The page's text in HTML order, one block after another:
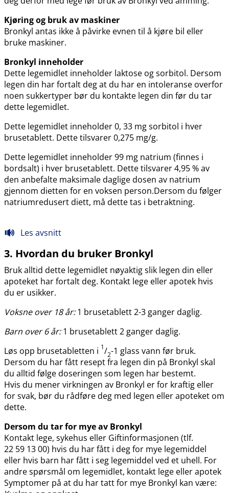
Kjøring og bruk av maskiner
Bronkyl antas ikke å påvirke evnen til å kjøre bil eller
bruke maskiner.
Bronkyl inneholder
Dette legemidlet inneholder laktose og sorbitol. Dersom
legen din har fortalt deg at du har en intoleranse overfor
noen sukkertyper bør du kontakte legen din før du tar
dette legemidlet.
Dette legemidlet inneholder 0, 33 mg sorbitol i hver
brusetablett. Dette tilsvarer 0,275 mg​/​g.
Dette legemidlet inneholder 99 mg natrium (finnes i
bordsalt) i hver brusetablett. Dette tilsvarer 4,95 % av
den anbefalte maksimale daglige dosen av natrium
gjennom dietten for en voksen person.Dersom du følger
natriumredusert diett, må dette tas i betraktning.
Les avsnitt
3. Hvordan du bruker Bronkyl
Bruk alltid dette legemidlet nøyaktig slik legen din eller
apoteket har fortalt deg. Kontakt lege eller apotek hvis
du er usikker.
Voksne over 18 år:1 brusetablett 2-3 ganger daglig.
Barn over 6 år:1 brusetablett 2 ganger daglig.
Løs opp brusetabletten i 1/2-1 glass vann før bruk.
Dersom du har fått resept fra legen din på Bronkyl skal
du alltid følge doseringen som legen har bestemt.
Hvis du mener virkningen av Bronkyl er for kraftig eller
for svak, bør du rådføre deg med legen eller apoteket om
dette.
Dersom du tar for mye av Bronkyl
Kontakt lege, sykehus eller Giftinformasjonen (tlf.
22 59 13 00) hvis du har fått i deg for mye legemiddel
eller hvis barn har fått i seg legemiddel ved et uhell. For
andre spørsmål om legemidlet, kontakt lege eller apotek
Symptomer på at du har tatt for mye Bronkyl kan være: